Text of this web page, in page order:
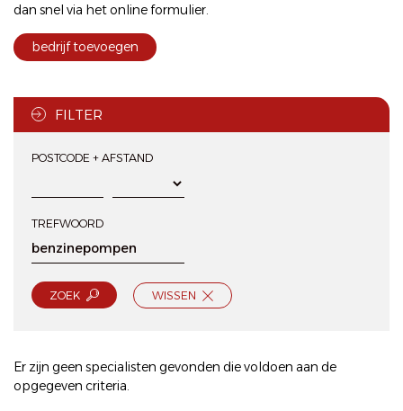
dan snel via hetonline formulier.
bedrijf toevoegen
FILTER
POSTCODE + AFSTAND
TREFWOORD
ZOEK WISSEN
Er zijn geen specialisten gevonden die voldoen aan de
opgegeven criteria.